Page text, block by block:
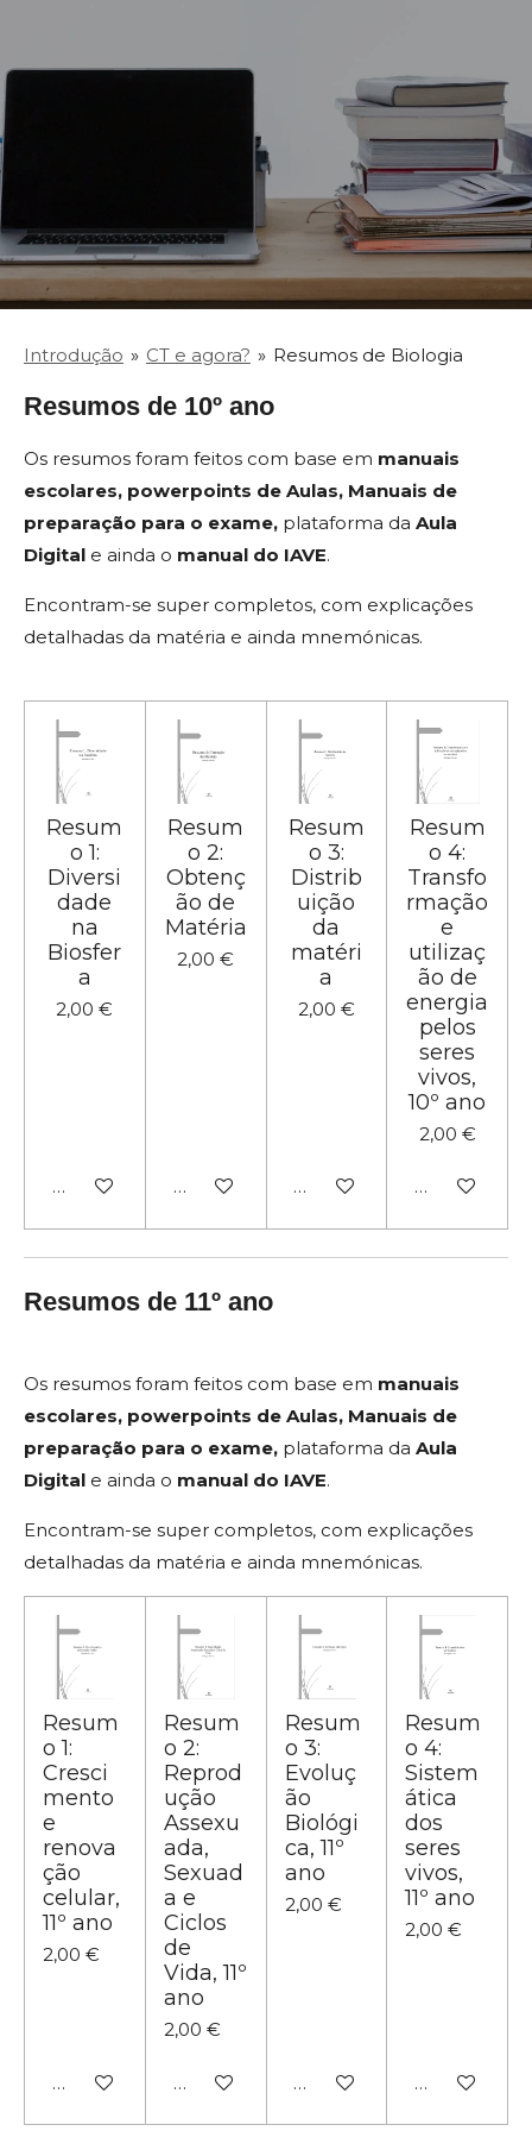
Introdução » CT e agora? » Resumos de Biologia
Resumos de 10º ano
Os resumos foram feitos com base em manuais
escolares, powerpoints de Aulas, Manuais de
preparação para o exame, plataforma da Aula
Digital e ainda o manual do IAVE.
Encontram-se super completos, com explicações
detalhadas da matéria e ainda mnemónicas.
Resum
o 1:
Diversi
dade
na
Biosfer
a
2,00 €
Adicionar ao carrinho
Resum
o 2:
Obtenç
ão de
Matéria
2,00 €
Adicionar ao carrinho
Resum
o 3:
Distrib
uição
da
matéri
a
2,00 €
Adicionar ao carrinho
Resum
o 4:
Transfo
rmação
e
utilizaç
ão de
energia
pelos
seres
vivos,
10º ano
2,00 €
Adicionar
Resumos de 11º ano
Os resumos foram feitos com base em manuais
escolares, powerpoints de Aulas, Manuais de
preparação para o exame, plataforma da Aula
Digital e ainda o manual do IAVE.
Encontram-se super completos, com explicações
detalhadas da matéria e ainda mnemónicas.
Resum
o 1:
Cresci
mento
e
renova
ção
celular,
11º ano
2,00 €
Adicionar ao carrinho
Resum
o 2:
Reprod
ução
Assexu
ada,
Sexuad
a e
Ciclos
de
Vida, 11º
ano
2,00 €
Adicionar ao carrinho
Resum
o 3:
Evoluç
ão
Biológi
ca, 11º
ano
2,00 €
Adicionar ao carrinho
Resum
o 4:
Sistem
ática
dos
seres
vivos,
11º ano
2,00 €
Adicionar